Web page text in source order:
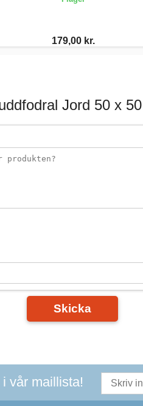
179,00 kr.
Jord 50 x
Skicka
vår maillista!